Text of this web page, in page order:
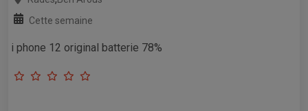
Cette semaine
i phone 12 original batterie 78%